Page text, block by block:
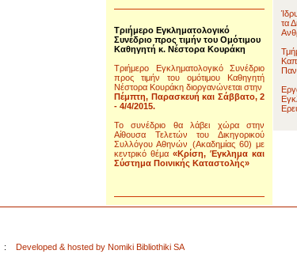
Τριήμερο Εγκληματολογικό
Συνέδριο προς τιμήν του Ομότιμου
Καθηγητή κ. Νέστορα Κουράκη
Τριήμερο Εγκληματολογικό Συνέδριο
προς τιμήν του ομότιμου Καθηγητή
Νέστορα Κουράκη διοργανώνεται στην
Πέμπτη, Παρασκευή και Σάββατο, 2
- 4/4/2015.
Το συνέδριο θα λάβει χώρα στην
Αίθουσα Τελετών του Δικηγορικού
Συλλόγου Αθηνών (Ακαδημίας 60) με
κεντρικό θέμα «Κρίση, Έγκλημα και
Σύστημα Ποινικής Καταστολής»
τα
: Developed & hosted by Nomiki Bibliothiki SA